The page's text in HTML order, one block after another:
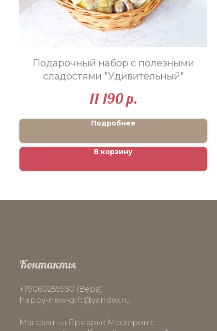
Подарочный набор с полезными
сладостями "Удивительный"
11 190р.
Подробнее
В корзину
Контакты
+79060259930 (Вера)
happy-new-gift@yandex.ru
Магазин на Ярмарке Мастеров с